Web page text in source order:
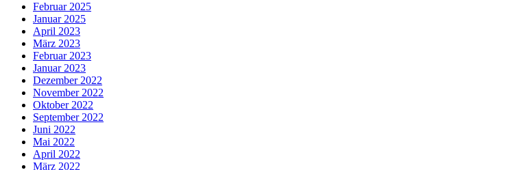
Februar 2025
Januar 2025
April 2023
März 2023
Februar 2023
Januar 2023
Dezember 2022
November 2022
Oktober 2022
September 2022
Juni 2022
Mai 2022
April 2022
März 2022